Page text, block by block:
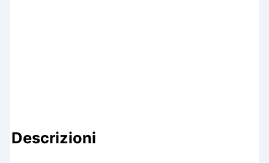
Descrizioni